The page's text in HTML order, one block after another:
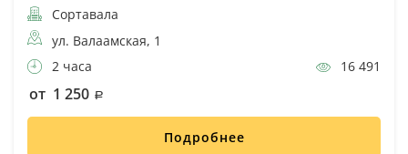
Сортавала
ул. Валаамская, 1
2 часа
16 491
от 1 250
Подробнее